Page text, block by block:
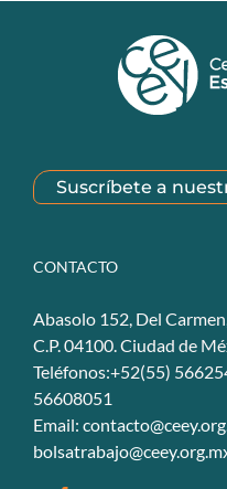
Suscríbete a
CONTACTO
Abasolo 152, Del
C.P. 04100. Ciudad de
Teléfonos:+52(55)
56608051
Email: